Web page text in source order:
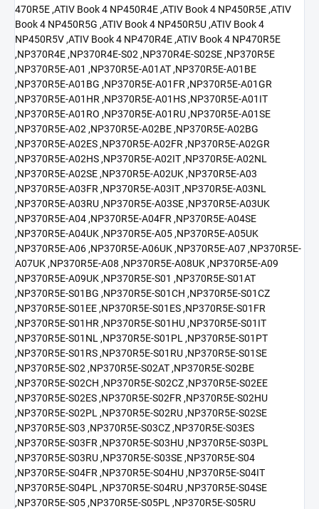
470R5E ,ATIV Book 4 NP450R4E ,ATIV Book 4 NP450R5E ,ATIV
Book 4 NP450R5G ,ATIV Book 4 NP450R5U ,ATIV Book 4
NP450R5V ,ATIV Book 4 NP470R4E ,ATIV Book 4 NP470R5E
,NP370R4E ,NP370R4E-S02 ,NP370R4E-S02SE ,NP370R5E
,NP370R5E-A01 ,NP370R5E-A01AT ,NP370R5E-A01BE
,NP370R5E-A01BG ,NP370R5E-A01FR ,NP370R5E-A01GR
,NP370R5E-A01HR ,NP370R5E-A01HS ,NP370R5E-A01IT
,NP370R5E-A01RO ,NP370R5E-A01RU ,NP370R5E-A01SE
,NP370R5E-A02 ,NP370R5E-A02BE ,NP370R5E-A02BG
,NP370R5E-A02ES ,NP370R5E-A02FR ,NP370R5E-A02GR
,NP370R5E-A02HS ,NP370R5E-A02IT ,NP370R5E-A02NL
,NP370R5E-A02SE ,NP370R5E-A02UK ,NP370R5E-A03
,NP370R5E-A03FR ,NP370R5E-A03IT ,NP370R5E-A03NL
,NP370R5E-A03RU ,NP370R5E-A03SE ,NP370R5E-A03UK
,NP370R5E-A04 ,NP370R5E-A04FR ,NP370R5E-A04SE
,NP370R5E-A04UK ,NP370R5E-A05 ,NP370R5E-A05UK
,NP370R5E-A06 ,NP370R5E-A06UK ,NP370R5E-A07 ,NP370R5E-
A07UK ,NP370R5E-A08 ,NP370R5E-A08UK ,NP370R5E-A09
,NP370R5E-A09UK ,NP370R5E-S01 ,NP370R5E-S01AT
,NP370R5E-S01BG ,NP370R5E-S01CH ,NP370R5E-S01CZ
,NP370R5E-S01EE ,NP370R5E-S01ES ,NP370R5E-S01FR
,NP370R5E-S01HR ,NP370R5E-S01HU ,NP370R5E-S01IT
,NP370R5E-S01NL ,NP370R5E-S01PL ,NP370R5E-S01PT
,NP370R5E-S01RS ,NP370R5E-S01RU ,NP370R5E-S01SE
,NP370R5E-S02 ,NP370R5E-S02AT ,NP370R5E-S02BE
,NP370R5E-S02CH ,NP370R5E-S02CZ ,NP370R5E-S02EE
,NP370R5E-S02ES ,NP370R5E-S02FR ,NP370R5E-S02HU
,NP370R5E-S02PL ,NP370R5E-S02RU ,NP370R5E-S02SE
,NP370R5E-S03 ,NP370R5E-S03CZ ,NP370R5E-S03ES
,NP370R5E-S03FR ,NP370R5E-S03HU ,NP370R5E-S03PL
,NP370R5E-S03RU ,NP370R5E-S03SE ,NP370R5E-S04
,NP370R5E-S04FR ,NP370R5E-S04HU ,NP370R5E-S04IT
,NP370R5E-S04PL ,NP370R5E-S04RU ,NP370R5E-S04SE
,NP370R5E-S05 ,NP370R5E-S05PL ,NP370R5E-S05RU